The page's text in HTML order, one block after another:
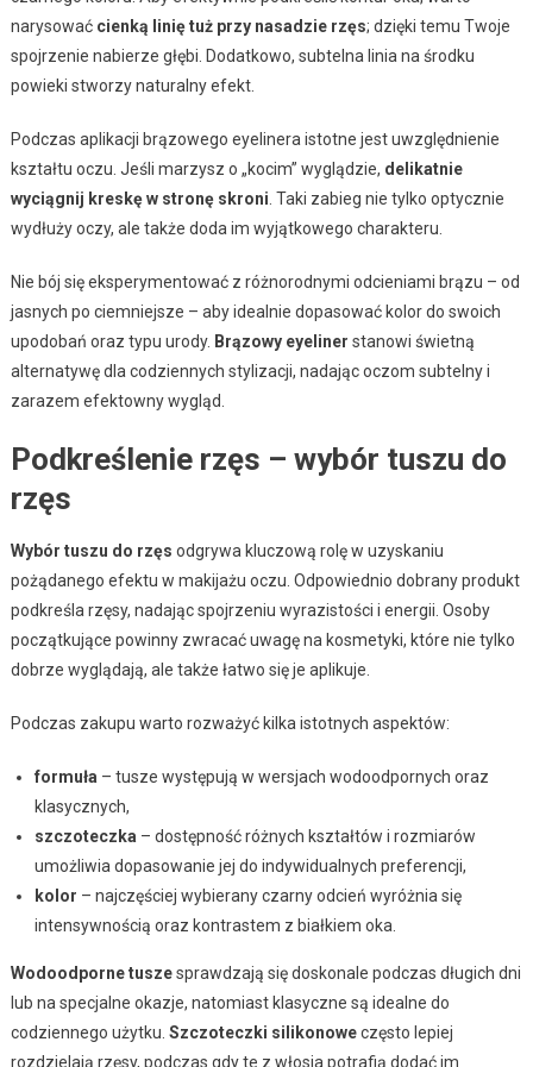
narysować cienką linię tuż przy nasadzie rzęs; dzięki temu Twoje
spojrzenie nabierze głębi. Dodatkowo, subtelna linia na środku
powieki stworzy naturalny efekt.
Podczas aplikacji brązowego eyelinera istotne jest uwzględnienie
kształtu oczu. Jeśli marzysz o „kocim” wyglądzie, delikatnie
wyciągnij kreskę w stronę skroni . Taki zabieg nie tylko optycznie
wydłuży oczy, ale także doda im wyjątkowego charakteru.
Nie bój się eksperymentować z różnorodnymi odcieniami brązu – od
jasnych po ciemniejsze – aby idealnie dopasować kolor do swoich
upodobań oraz typu urody. Brązowy eyeliner stanowi świetną
alternatywę dla codziennych stylizacji, nadając oczom subtelny i
zarazem efektowny wygląd.
Podkreślenie rzęs – wybór tuszu do
rzęs
Wybór tuszu do rzęs odgrywa kluczową rolę w uzyskaniu
pożądanego efektu w makijażu oczu. Odpowiednio dobrany produkt
podkreśla rzęsy, nadając spojrzeniu wyrazistości i energii. Osoby
początkujące powinny zwracać uwagę na kosmetyki, które nie tylko
dobrze wyglądają, ale także łatwo się je aplikuje.
Podczas zakupu warto rozważyć kilka istotnych aspektów:
formuła – tusze występują w wersjach wodoodpornych oraz
klasycznych,
szczoteczka – dostępność różnych kształtów i rozmiarów
umożliwia dopasowanie jej do indywidualnych preferencji,
kolor – najczęściej wybierany czarny odcień wyróżnia się
intensywnością oraz kontrastem z białkiem oka.
Wodoodporne tuszesprawdzają się doskonale podczas długich dni
lub na specjalne okazje, natomiast klasyczne są idealne do
codziennego użytku. Szczoteczki silikonoweczęsto lepiej
rozdzielają rzęsy, podczas gdy te z włosia potrafią dodać im